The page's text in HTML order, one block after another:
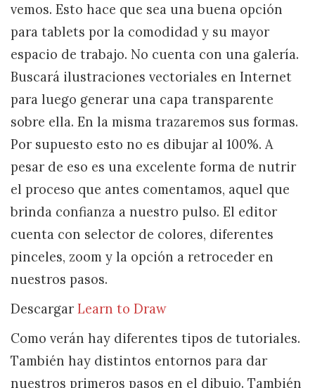
vemos. Esto hace que sea una buena opción
para tablets por la comodidad y su mayor
espacio de trabajo. No cuenta con una galería.
Buscará ilustraciones vectoriales en Internet
para luego generar una capa transparente
sobre ella. En la misma trazaremos sus formas.
Por supuesto esto no es dibujar al 100%. A
pesar de eso es una excelente forma de nutrir
el proceso que antes comentamos, aquel que
brinda confianza a nuestro pulso. El editor
cuenta con selector de colores, diferentes
pinceles, zoom y la opción a retroceder en
nuestros pasos.
Descargar Learn to Draw
Como verán hay diferentes tipos de tutoriales.
También hay distintos entornos para dar
nuestros primeros pasos en el dibujo. También